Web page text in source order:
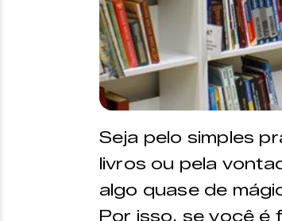
Seja pelo simples
livros ou pela
algo quase de
Por isso, se você é